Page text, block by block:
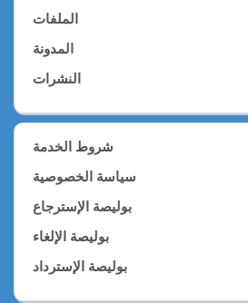
الملفات
المدونة
النشرات
شروط الخدمة
سياسة الخصوصية
بوليصة الإسترجاع
بوليصة الإلغاء
بوليصة الإسترداد